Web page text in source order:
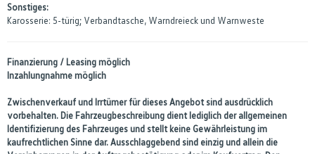
Sonstiges:
Karosserie: 5-türig; Verbandtasche, Warndreieck und Warnweste
Finanzierung / Leasing möglich
Inzahlungnahme möglich
Zwischenverkauf und Irrtümer für dieses Angebot sind ausdrücklich
vorbehalten. Die Fahrzeugbeschreibung dient lediglich der allgemeinen
Identifizierung des Fahrzeuges und stellt keine Gewährleistung im
kaufrechtlichen Sinne dar. Ausschlaggebend sind einzig und allein die